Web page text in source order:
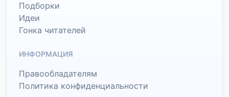
Подборки
Идеи
Гонка читателей
ИНФОРМАЦИЯ
Правообладателям
Политика конфиденциальности